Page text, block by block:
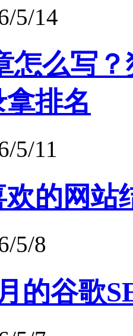
5/14
怎么写
排名
5/11
的网站
5/8
的谷歌